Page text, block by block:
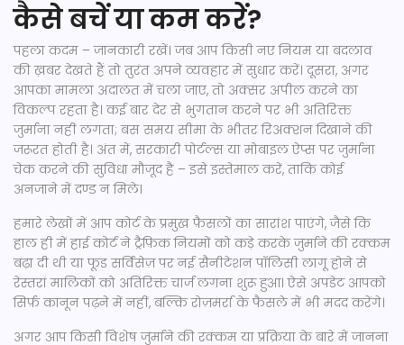
कैसे बचें या कम करें?
पहला कदम – जानकारी रखें। जब आप किसी नए नियम या बदलाव
की ख़बर देखते हैं तो तुरंत अपने व्यवहार में सुधार करें। दूसरा, अगर
आपका मामला अदालत में चला जाए, तो अक्सर अपील करने का
विकल्प रहता है। कई बार देर से भुगतान करने पर भी अतिरिक्त
जुर्माना नहीं लगता; बस समय सीमा के भीतर रिअक्शन दिखाने की
जरूरत होती है। अंत में, सरकारी पोर्टल्स या मोबाइल ऐप्स पर जुर्माना
चेक करने की सुविधा मौजूद है – इसे इस्तेमाल करें, ताकि कोई
अनजाने में दण्ड न मिले।
हमारे लेखों में आप कोर्ट के प्रमुख फ़ैसलों का सारांश पाएंगे, जैसे कि
हाल ही में हाई कोर्ट ने ट्रैफ़िक नियमों को कड़े करके जुर्माने की रक्कम
बढ़ा दी थी या फूड सर्विसेज़ पर नई सैनीटेशन पॉलिसी लागू होने से
रेस्तरां मालिकों को अतिरिक्त चार्ज लगना शुरू हुआ। ऐसे अपडेट आपको
सिर्फ़ कानून पढ़ने में नहीं, बल्कि रोज़मर्रा के फैसले में भी मदद करेंगे।
अगर आप किसी विशेष जुर्माने की रक्कम या प्रक्रिया के बारे में जानना